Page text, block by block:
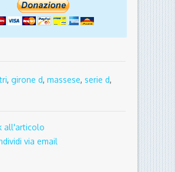
, girone d, massese, serie d,
all'articolo
via email